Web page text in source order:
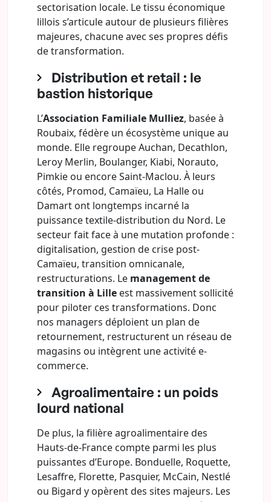
sectorisation locale. Le tissu économique
lillois s’articule autour de plusieurs filières
majeures, chacune avec ses propres défis
de transformation.
Distribution et retail : le
bastion historique
L’Association Familiale Mulliez, basée à
Roubaix, fédère un écosystème unique au
monde. Elle regroupe Auchan, Decathlon,
Leroy Merlin, Boulanger, Kiabi, Norauto,
Pimkie ou encore Saint-Maclou. À leurs
côtés, Promod, Camaïeu, La Halle ou
Damart ont longtemps incarné la
puissance textile-distribution du Nord. Le
secteur fait face à une mutation profonde :
digitalisation, gestion de crise post-
Camaïeu, transition omnicanale,
restructurations. Le management de
transition à Lille est massivement sollicité
pour piloter ces transformations. Donc
nos managers déploient un plan de
retournement, restructurent un réseau de
magasins ou intègrent une activité e-
commerce.
Agroalimentaire : un poids
lourd national
De plus, la filière agroalimentaire des
Hauts-de-France compte parmi les plus
puissantes d’Europe. Bonduelle, Roquette,
Lesaffre, Florette, Pasquier, McCain, Nestlé
ou Bigard y opèrent des sites majeurs. Les